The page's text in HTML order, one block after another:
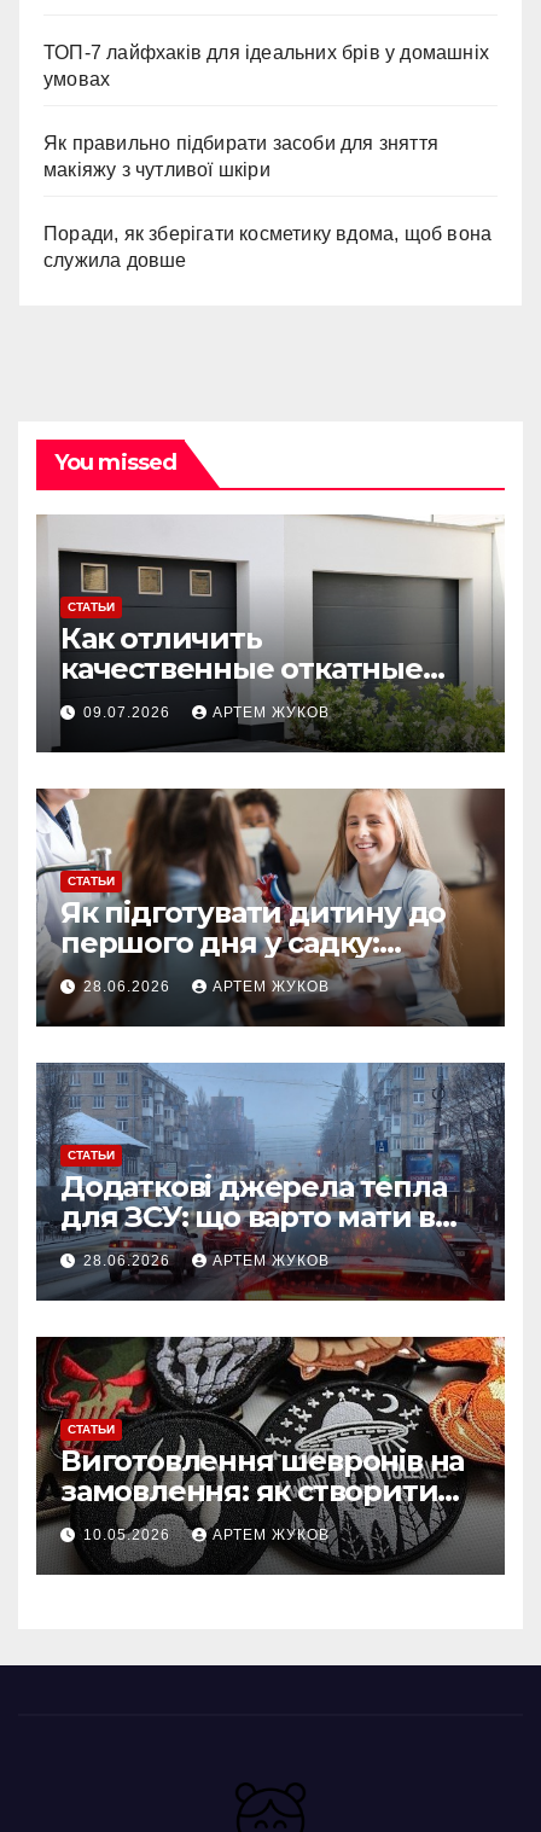
ТОП-7 лайфхаків для ідеальних брів у домашніх
умовах
Як правильно підбирати засоби для зняття
макіяжу з чутливої шкіри
Поради, як зберігати косметику вдома, щоб вона
служила довше
You missed
СТАТЬИ
Как отличить
качественные откатные
ворота от облегчённых
конструкций
09.07.2026 АРТЕМ ЖУКОВ
СТАТЬИ
Як підготувати дитину до
першого дня у садку:
простий план для батьків
28.06.2026 АРТЕМ ЖУКОВ
СТАТЬИ
Додаткові джерела тепла
для ЗСУ: що варто мати в
польових умовах взимку
28.06.2026 АРТЕМ ЖУКОВ
СТАТЬИ
Виготовлення шевронів на
замовлення: як створити
власний дизайн нашивки
10.05.2026 АРТЕМ ЖУКОВ